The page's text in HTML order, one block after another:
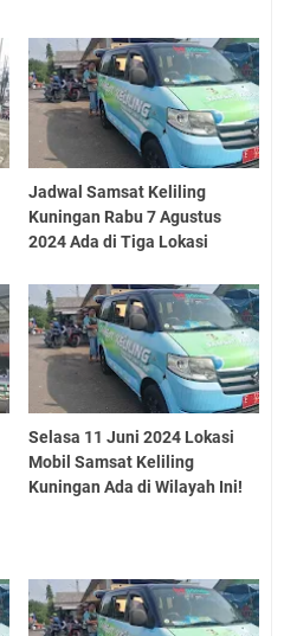
Jadwal Samsat Keliling
Kuningan Rabu 7 Agustus
2024 Ada di Tiga Lokasi
Selasa 11 Juni 2024 Lokasi
Mobil Samsat Keliling
Kuningan Ada di Wilayah Ini!